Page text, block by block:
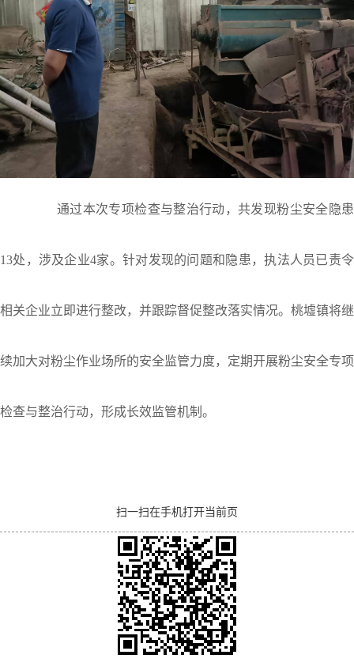
通过本次专项检查与整治行动，共发现粉尘安全隐患
13处，涉及企业4家。针对发现的问题和隐患，执法人员已责令
相关企业立即进行整改，并跟踪督促整改落实情况。桃墟镇将继
续加大对粉尘作业场所的安全监管力度，定期开展粉尘安全专项
检查与整治行动，形成长效监管机制。
扫一扫在手机打开当前页